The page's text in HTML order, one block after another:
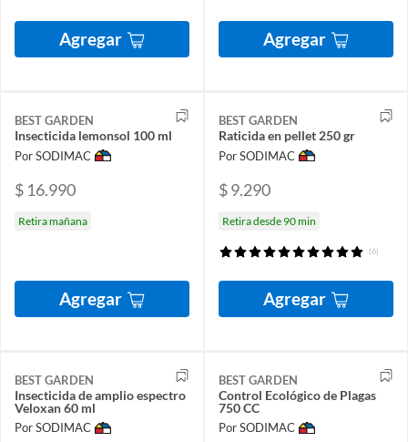
Agregar Agregar
BEST GARDEN
Insecticida lemonsol 100 ml
Por SODIMAC
$ 16.990
Retira mañana
Agregar
BEST GARDEN
Raticida en pellet 250 gr
Por SODIMAC
$ 9.290
Retira desde 90 min
(6)
Agregar
BEST GARDEN
Insecticida de amplio espectro
Veloxan 60 ml
Por SODIMAC
BEST GARDEN
Control Ecológico de Plagas
750 CC
Por SODIMAC